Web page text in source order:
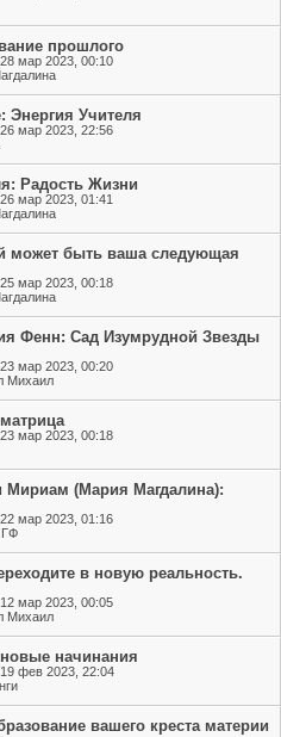
прошлого
28 мар 2023, 00:10
Энергия Учителя
26 мар 2023, 22:56
Радость Жизни
26 мар 2023, 01:41
может быть ваша следующая
25 мар 2023, 00:18
Фенн: Сад Изумрудной Звезды
23 мар 2023, 00:20
Михаил
23 мар 2023, 00:18
(Мария Магдалина):
22 мар 2023, 01:16
ГФ
в новую реальность.
12 мар 2023, 00:05
Михаил
начинания
19 фев 2023, 22:04
вашего креста материи